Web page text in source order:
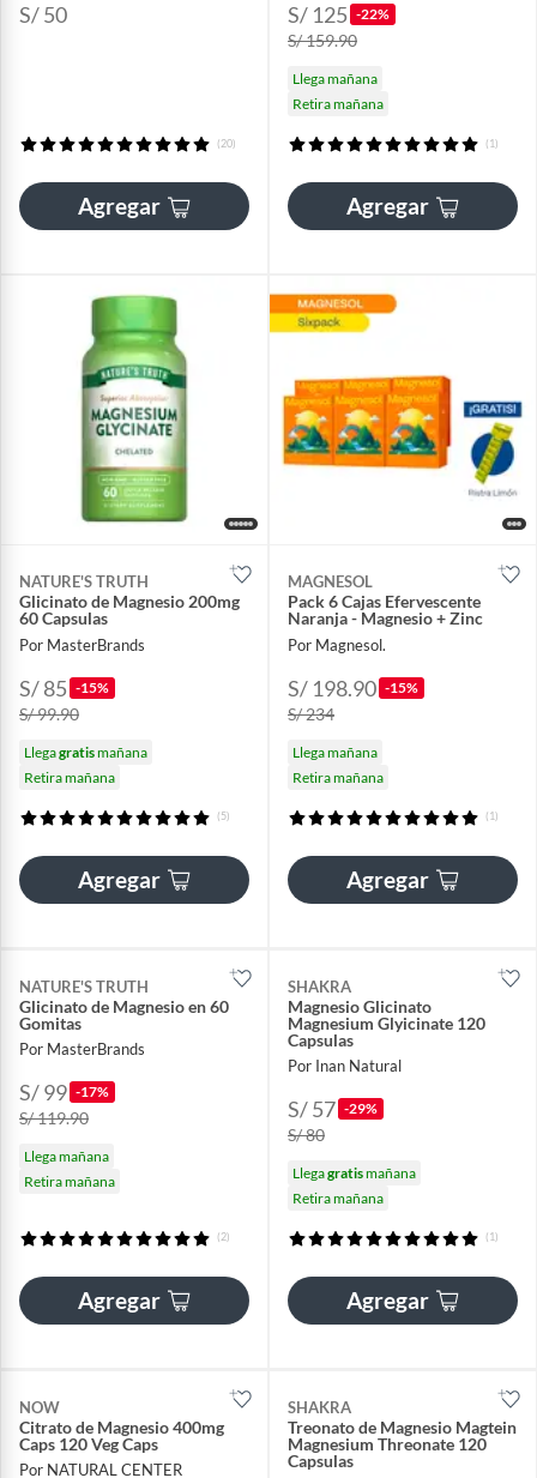
S/ 50
(20)
Agregar
S/ 125 -22%
S/ 159.90
Llega mañana
Retira mañana
(1)
Agregar
NATURE'S TRUTH
Glicinato de Magnesio 200mg
60 Capsulas
Por MasterBrands
S/ 85 -15%
S/ 99.90
Llegagratismañana
Retira mañana
(5)
Agregar
MAGNESOL
Pack 6 Cajas Efervescente
Naranja - Magnesio + Zinc
Por Magnesol.
S/ 198.90 -15%
S/ 234
Llega mañana
Retira mañana
(1)
Agregar
NATURE'S TRUTH
Glicinato de Magnesio en 60
Gomitas
Por MasterBrands
S/ 99 -17%
S/ 119.90
Llega mañana
Retira mañana
(2)
Agregar
SHAKRA
Magnesio Glicinato
Magnesium Glyicinate 120
Capsulas
Por Inan Natural
S/ 57 -29%
S/ 80
Llegagratismañana
Retira mañana
(1)
Agregar
NOW
Citrato de Magnesio 400mg
Caps 120 Veg Caps
Por NATURAL CENTER
SHAKRA
Treonato de Magnesio Magtein
Magnesium Threonate 120
Capsulas